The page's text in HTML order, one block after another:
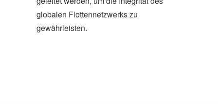
globalen Flottennetzwerks zu
gewährleisten.